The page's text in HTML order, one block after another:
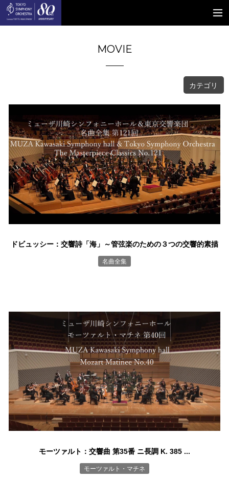
MOVIE
カテゴリ
ドビュッシー：交響詩「海」～管弦楽のための３つの交響的素描
名曲全集
モーツァルト：交響曲 第35番 ニ長調 K. 385 ...
モーツァルト・マチネ